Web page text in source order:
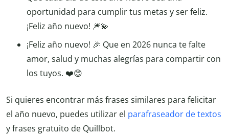
oportunidad para cumplir tus metas y ser feliz.
¡Feliz año nuevo! 🎆💫
¡Feliz año nuevo! 🎉 Que en 2026 nunca te falte
amor, salud y muchas alegrías para compartir con
los tuyos. ❤️😊
Si quieres encontrar más frases similares para felicitar
el año nuevo, puedes utilizar el parafraseador de textos
y frases gratuito de Quillbot.